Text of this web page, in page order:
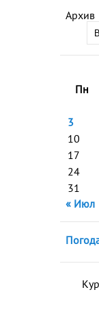
Архив
Пн
3
10
17
24
31
« Июл